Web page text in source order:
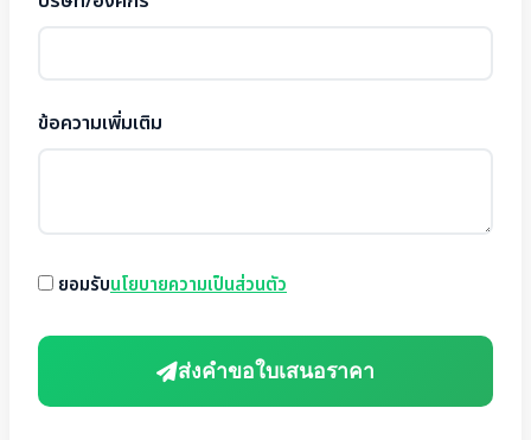
ข้อความเพิ่มเติม
ยอมรับนโยบายความเป็นส่วนตัว
ส่งคำขอใบเสนอราคา